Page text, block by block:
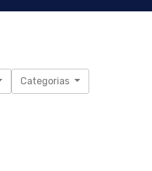
Categorias